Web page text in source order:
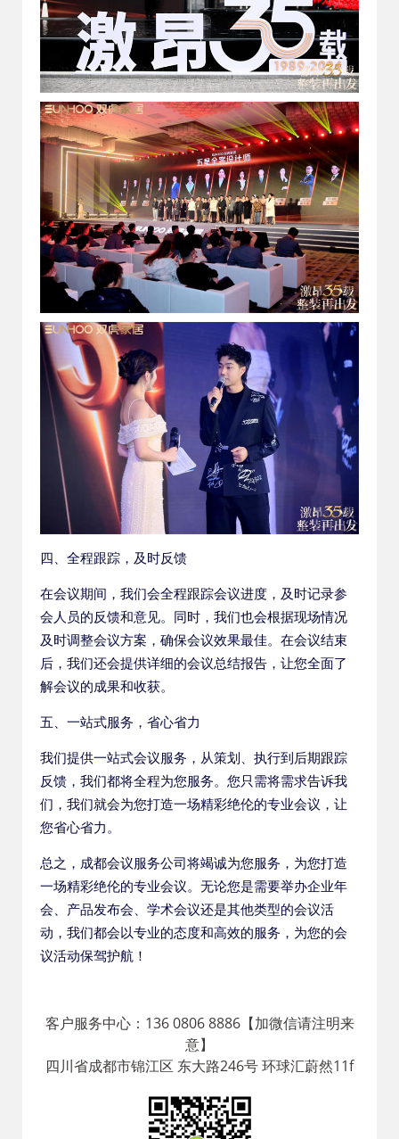
四、全程跟踪，及时反馈
在会议期间，我们会全程跟踪会议进度，及时记录参
会人员的反馈和意见。同时，我们也会根据现场情况
及时调整会议方案，确保会议效果最佳。在会议结束
后，我们还会提供详细的会议总结报告，让您全面了
解会议的成果和收获。
五、一站式服务，省心省力
我们提供一站式会议服务，从策划、执行到后期跟踪
反馈，我们都将全程为您服务。您只需将需求告诉我
们，我们就会为您打造一场精彩绝伦的专业会议，让
您省心省力。
总之，成都会议服务公司将竭诚为您服务，为您打造
一场精彩绝伦的专业会议。无论您是需要举办企业年
会、产品发布会、学术会议还是其他类型的会议活
动，我们都会以专业的态度和高效的服务，为您的会
议活动保驾护航！
客户服务中心：136 0806 8886【加微信请注明来
意】
四川省成都市锦江区 东大路246号 环球汇蔚然11f